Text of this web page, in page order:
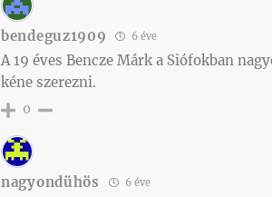
bendeguz1909 6 éve
A 19 éves Bencze Márk a Siófokban
kéne szerezni.
0
nagyondühös 6 éve